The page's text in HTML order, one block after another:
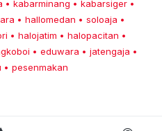
• kabarminang • kabarsiger •
• hallomedan • soloaja •
• halojatim • halopacitan •
• eduwara • jatengaja •
• pesenmakan